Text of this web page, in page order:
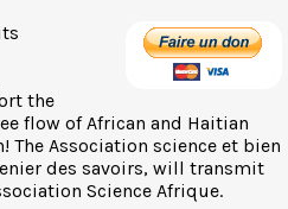
the
flow of African and Haitian
The Association science et bien
des savoirs, will transmit
Science Afrique.